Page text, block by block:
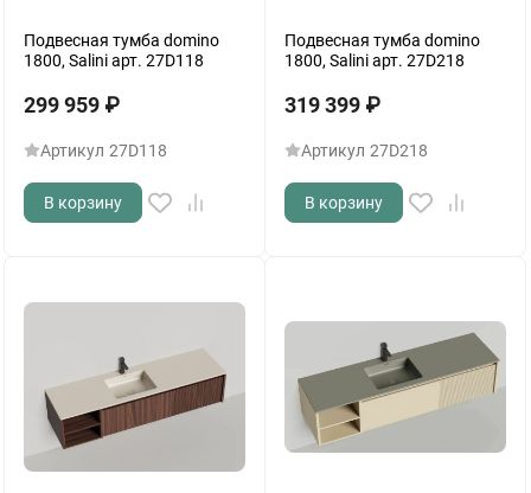
Подвесная тумба domino
1800, Salini арт. 27D118
299 959 ₽
Артикул 27D118
В корзину
Подвесная тумба domino
1800, Salini арт. 27D218
319 399 ₽
Артикул 27D218
В корзину